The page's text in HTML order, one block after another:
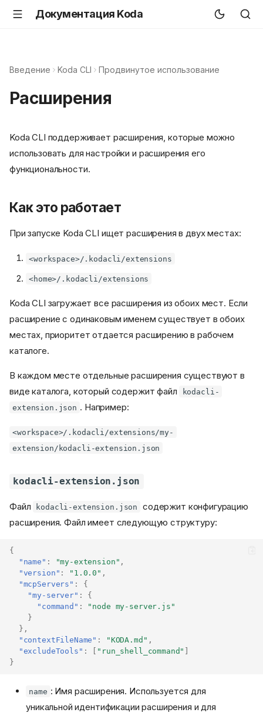
Документация Koda
Введение Koda CLI Продвинутое использование
Расширения
Koda CLI поддерживает расширения, которые можно
использовать для настройки и расширения его
функциональности.
Как это работает
При запуске Koda CLI ищет расширения в двух местах:
<workspace>/.kodacli/extensions
<home>/.kodacli/extensions
Koda CLI загружает все расширения из обоих мест. Если
расширение с одинаковым именем существует в обоих
местах, приоритет отдается расширению в рабочем
каталоге.
В каждом месте отдельные расширения существуют в
виде каталога, который содержит файл
kodacli-
extension.json . Например:
<workspace>/.kodacli/extensions/my-
extension/kodacli-extension.json
kodacli-extension.json
Файл kodacli-extension.json
содержит конфигурацию
расширения. Файл имеет следующую структуру:
{
"name" : "my-extension" ,
"version" : "1.0.0" ,
"mcpServers" :
{
"my-server" :
{
"command" :
"node my-server.js"
}
},
"contextFileName" : "KODA.md" ,
"excludeTools" : "run_shell_command"
}
name : Имя расширения. Используется для
уникальной идентификации расширения и для